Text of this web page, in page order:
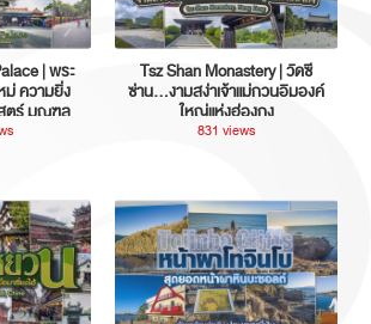
| พระ
ม่ ความยิ่ง
ตร์ มณฑล
ศจีน
Tsz Shan Monastery | วัดซี
ซ่าน…งามสง่าเจ้าแม่กวนอิมองค์
ใหญ่แห่งฮ่องกง
831 views